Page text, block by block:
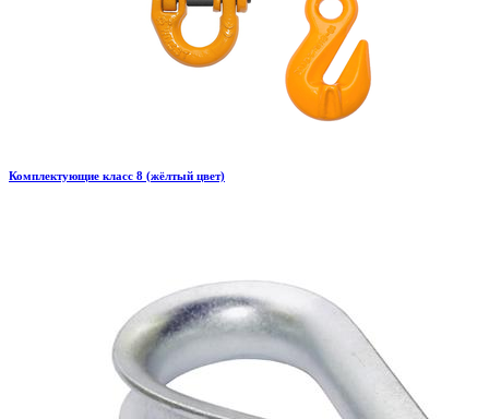
Комплектующие класс 8 (жёлтый цвет)